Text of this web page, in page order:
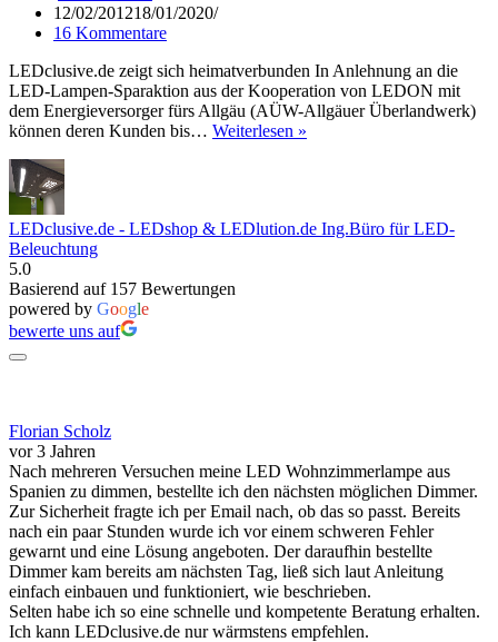
12/02/201218/01/2020
16 Kommentare
LEDclusive.de zeigt sich heimatverbunden In Anlehnung an die
LED-Lampen-Sparaktion aus der Kooperation von LEDON mit
dem Energieversorger fürs Allgäu (AÜW-Allgäuer Überlandwerk)
können deren Kunden bis… Weiterlesen »
LEDclusive.de - LEDshop & LEDlution.de Ing.Büro für LED-
Beleuchtung
5.0
Basierend auf 157 Bewertungen
powered by Google
bewerte uns auf
Florian Scholz
vor 3 Jahren
Nach mehreren Versuchen meine LED Wohnzimmerlampe aus
Spanien zu dimmen, bestellte ich den nächsten möglichen Dimmer.
Zur Sicherheit fragte ich per Email nach, ob das so passt. Bereits
nach ein paar Stunden wurde ich vor einem schweren Fehler
gewarnt und eine Lösung angeboten. Der daraufhin bestellte
Dimmer kam bereits am nächsten Tag, ließ sich laut Anleitung
einfach einbauen und funktioniert, wie beschrieben.
Selten habe ich so eine schnelle und kompetente Beratung erhalten.
Ich kann LEDclusive.de nur wärmstens empfehlen.